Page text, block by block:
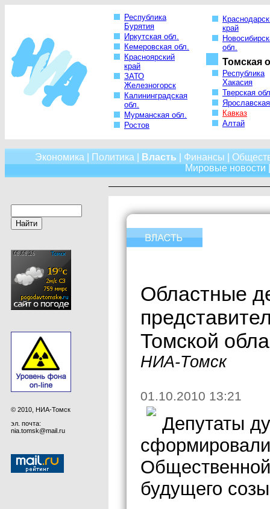
Республика
Бурятия
Иркутская обл.
Кемеровская обл.
Красноярский
край
ЗАТО
Железногорск
Калининградская
обл.
Мурманская обл.
Ростов
край
обл.
Томская
Республика
Хакасия
Тверская
Кавказ
Алтай
Экономика Политика Власть Финансы
Мировые новости
© 2010, НИА-Томск
эл. почта:
nia.tomsk@mail.ru
Областные
Томской
НИА-Томск
01.10.2010 13:21
Депутаты
будущего